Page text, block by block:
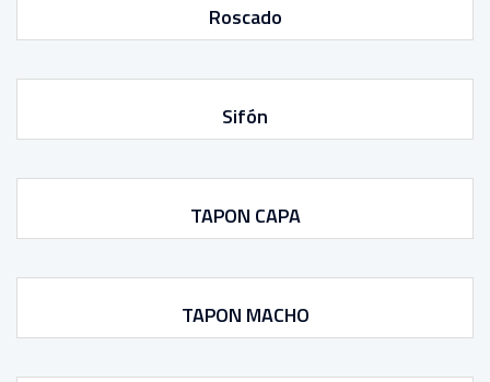
Roscado
Sifón
TAPON CAPA
TAPON MACHO